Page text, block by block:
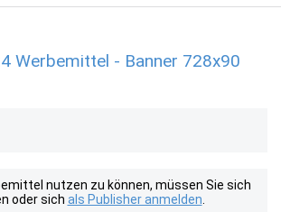
Werbemittel - Banner 728x90
nutzen zu können, müssen Sie sich
oder sich als Publisher anmelden